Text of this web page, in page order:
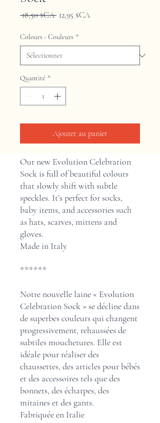
18,50 $CA Prix
12,95 $CAPrix
Colours - Couleurs *
Quantité *
Ajouter au panier
Our new Evolution Celebration
Sock is full of beautiful colours
that slowly shift with subtle
speckles. It’s perfect for socks,
baby items, and accessories such
as hats, scarves, mittens and
gloves.
Made in Italy
******
Notre nouvelle laine « Evolution
Celebration Sock » se décline dans
de superbes couleurs qui changent
progressivement, rehaussées de
subtiles mouchetures. Elle est
idéale pour réaliser des
chaussettes, des articles pour bébés
et des accessoires tels que des
bonnets, des écharpes, des
mitaines et des gants.
Fabriquée en Italie